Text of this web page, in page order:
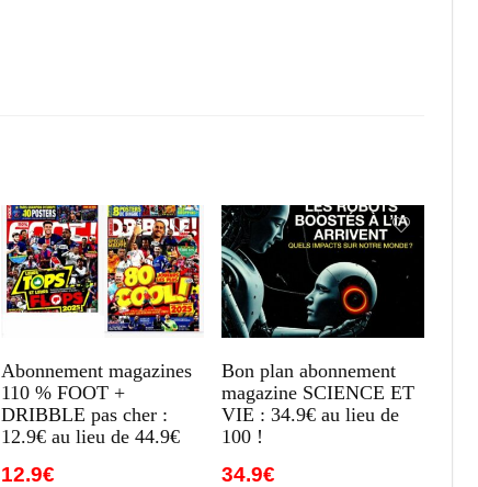
Abonnement magazines
110 % FOOT +
DRIBBLE pas cher :
12.9€ au lieu de 44.9€
12.9€
Bon plan abonnement
magazine SCIENCE ET
VIE : 34.9€ au lieu de
100 !
34.9€